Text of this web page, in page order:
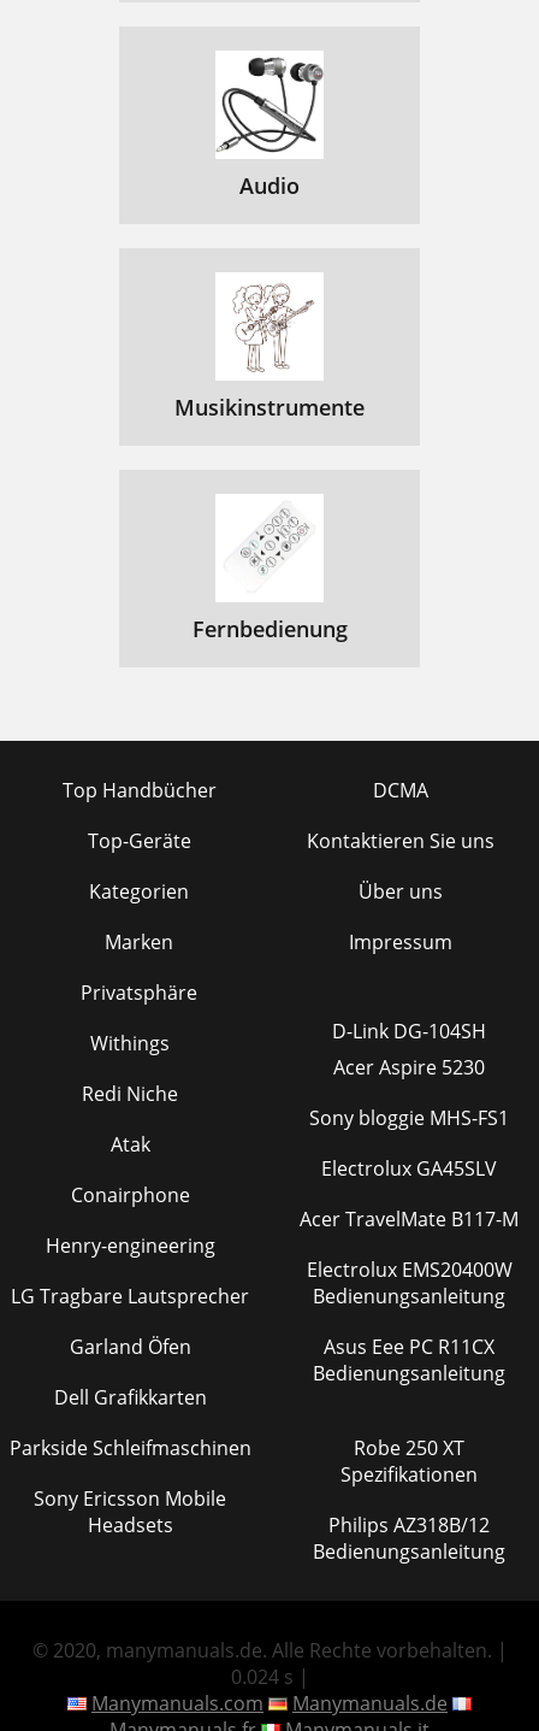
Audio
Musikinstrumente
Fernbedienung
Top Handbücher
Top-Geräte
Kategorien
Marken
Privatsphäre
DCMA
Kontaktieren Sie uns
Über uns
Impressum
Withings
Redi Niche
Atak
Conairphone
Henry-engineering
LG Tragbare Lautsprecher
Garland Öfen
Dell Grafikkarten
Parkside Schleifmaschinen
Sony Ericsson Mobile
Headsets
D-Link DG-104SH
Acer Aspire 5230
Sony bloggie MHS-FS1
Electrolux GA45SLV
Acer TravelMate B117-M
Electrolux EMS20400W
Bedienungsanleitung
Asus Eee PC R11CX
Bedienungsanleitung
Robe 250 XT
Spezifikationen
Philips AZ318B/12
Bedienungsanleitung
© 2020, manymanuals.de. Alle Rechte vorbehalten. |
0.024 s |
Manymanuals.com
Manymanuals.de